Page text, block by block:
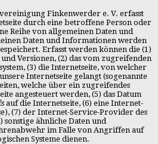
Finkenwerder e. V. erfasst
durch eine betroffene Person oder
Reihe von allgemeinen Daten und
Daten und Informationen werden
Erfasst werden können die (1)
Versionen, (2) das vom zugreifenden
(3) die Internetseite, von welcher
Internetseite gelangt (sogenannte
welche über ein zugreifendes
angesteuert werden, (5) das Datum
auf die Internetseite, (6) eine Internet-
(7) der Internet-Service-Provider des
sonstige ähnliche Daten und
im Falle von Angriffen auf
Systeme dienen.